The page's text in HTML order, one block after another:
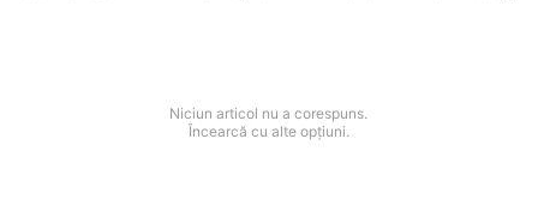
Niciun articol nu a corespuns.
Încearcă cu alte opțiuni.